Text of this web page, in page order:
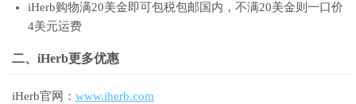
iHerb购物满20美金即可包税包邮国内，不满20美金则一口价
4美元运费
二、iHerb更多优惠
iHerb官网： www.iherb.com